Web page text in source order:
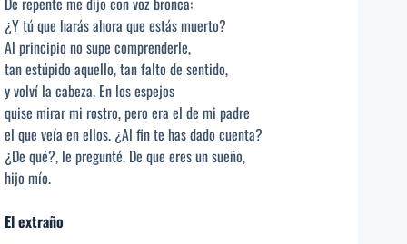
¿Y tú que harás ahora que estás muerto?
Al principio no supe comprenderle,
tan estúpido aquello, tan falto de sentido,
y volví la cabeza. En los espejos
quise mirar mi rostro, pero era el de mi padre
el que veía en ellos. ¿Al fin te has dado cuenta?
¿De qué?, le pregunté. De que eres un sueño,
hijo mío.
El extraño